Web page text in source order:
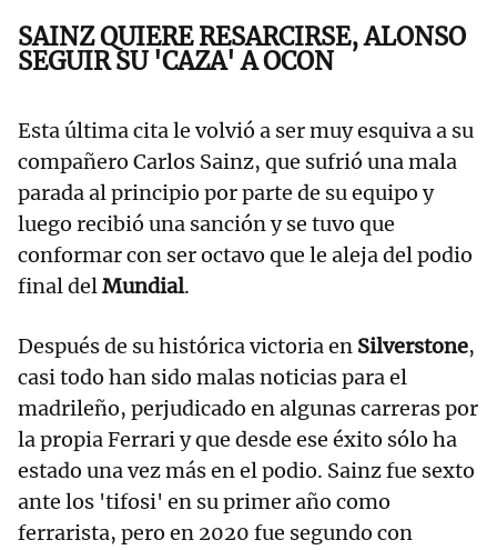
SAINZ QUIERE RESARCIRSE, ALONSO
SEGUIR SU 'CAZA' A OCON
Esta última cita le volvió a ser muy esquiva a su
compañero Carlos Sainz, que sufrió una mala
parada al principio por parte de su equipo y
luego recibió una sanción y se tuvo que
conformar con ser octavo que le aleja del podio
final delMundial.
Después de su histórica victoria en Silverstone,
casi todo han sido malas noticias para el
madrileño, perjudicado en algunas carreras por
la propia Ferrari y que desde ese éxito sólo ha
estado una vez más en el podio. Sainz fue sexto
ante los 'tifosi' en su primer año como
ferrarista, pero en 2020 fue segundo con